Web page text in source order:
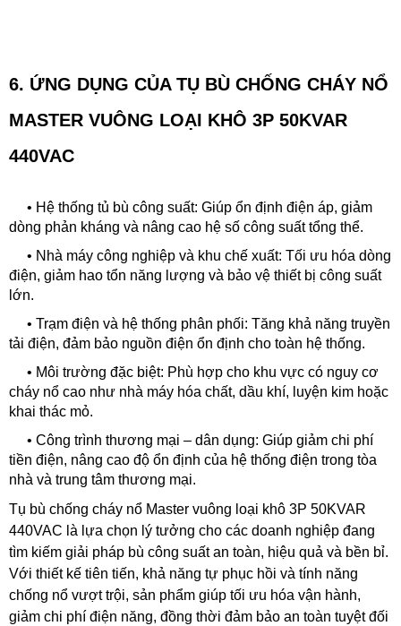
6. ỨNG DỤNG CỦA TỤ BÙ CHỐNG CHÁY NỔ
MASTER VUÔNG LOẠI KHÔ 3P 50KVAR
440VAC
• Hệ thống tủ bù công suất: Giúp ổn định điện áp, giảm
dòng phản kháng và nâng cao hệ số công suất tổng thể.
• Nhà máy công nghiệp và khu chế xuất: Tối ưu hóa dòng
điện, giảm hao tổn năng lượng và bảo vệ thiết bị công suất
lớn.
• Trạm điện và hệ thống phân phối: Tăng khả năng truyền
tải điện, đảm bảo nguồn điện ổn định cho toàn hệ thống.
• Môi trường đặc biệt: Phù hợp cho khu vực có nguy cơ
cháy nổ cao như nhà máy hóa chất, dầu khí, luyện kim hoặc
khai thác mỏ.
• Công trình thương mại – dân dụng: Giúp giảm chi phí
tiền điện, nâng cao độ ổn định của hệ thống điện trong tòa
nhà và trung tâm thương mại.
Tụ bù chống cháy nổ Master vuông loại khô 3P 50KVAR
440VAC là lựa chọn lý tưởng cho các doanh nghiệp đang
tìm kiếm giải pháp bù công suất an toàn, hiệu quả và bền bỉ.
Với thiết kế tiên tiến, khả năng tự phục hồi và tính năng
chống nổ vượt trội, sản phẩm giúp tối ưu hóa vận hành,
giảm chi phí điện năng, đồng thời đảm bảo an toàn tuyệt đối